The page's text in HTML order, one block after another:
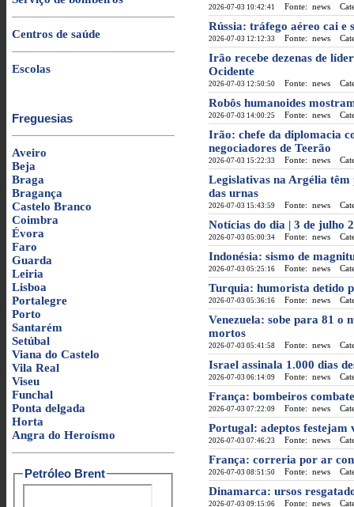
Centros de saúde
Escolas
Freguesias
Aveiro
Beja
Braga
Bragança
Castelo Branco
Coimbra
Évora
Faro
Guarda
Leiria
Lisboa
Portalegre
Porto
Santarém
Setúbal
Viana do Castelo
Vila Real
Viseu
Funchal
Ponta delgada
Horta
Angra do Heroísmo
Petróleo Brent
2026-07-03 10:42:41 Fonte: news
Rússia: tráfego aéreo cai e
2026-07-03 12:12:33 Fonte: news
Irão recebe dezenas de
Ocidente
2026-07-03 12:50:50 Fonte: news
Robôs humanoides
2026-07-03 14:00:25 Fonte: news
Irão: chefe da diplomacia
negociadores de Teerão
2026-07-03 15:22:33 Fonte: news
Legislativas na Argélia têm
das urnas
2026-07-03 15:43:59 Fonte: news
Notícias do dia | 3 de julho
2026-07-03 05:00:34 Fonte: news
Indonésia: sismo de
2026-07-03 05:25:16 Fonte: news
Turquia: humorista detido
2026-07-03 05:36:16 Fonte: news
Venezuela: sobe para 81 o
mortos
2026-07-03 05:41:58 Fonte: news
Israel assinala 1.000 dias
2026-07-03 06:14:09 Fonte: news
França: bombeiros
2026-07-03 07:22:09 Fonte: news
Portugal: adeptos
2026-07-03 07:46:23 Fonte: news
França: correria por ar
2026-07-03 08:51:50 Fonte: news
Dinamarca: ursos
2026-07-03 09:15:06 Fonte: news